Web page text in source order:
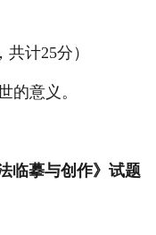
计25分）
的意义。
临摹与创作》试题